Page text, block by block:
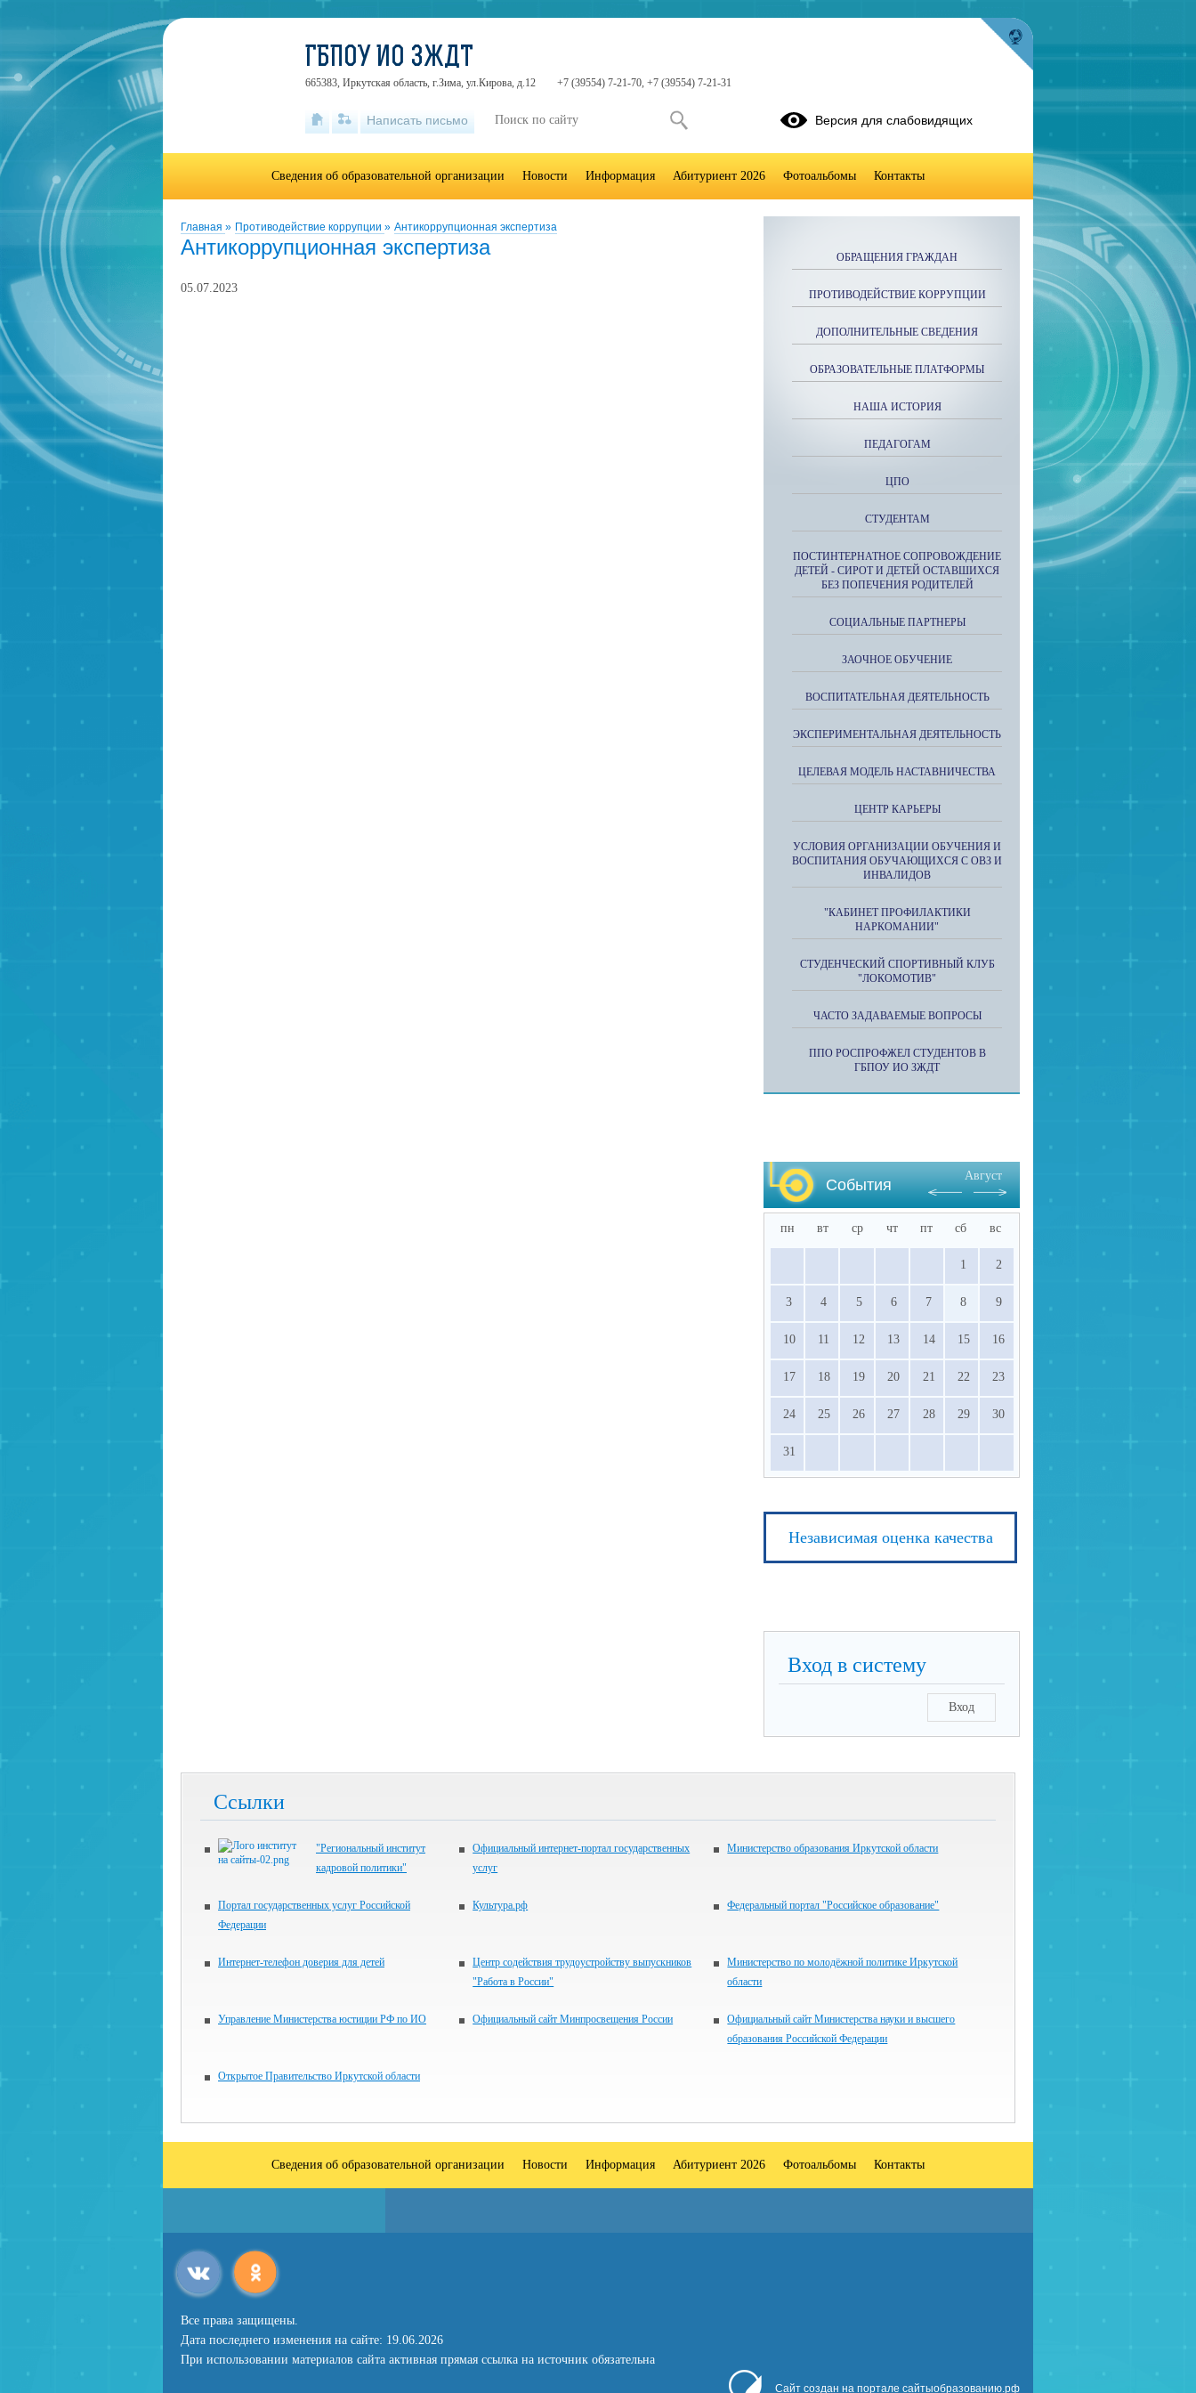
Главная » Противодействие коррупции » Антикоррупционная экспертиза
Антикоррупционная экспертиза
05.07.2023
ОБРАЩЕНИЯ ГРАЖДАН
ПРОТИВОДЕЙСТВИЕ КОРРУПЦИИ
ДОПОЛНИТЕЛЬНЫЕ СВЕДЕНИЯ
ОБРАЗОВАТЕЛЬНЫЕ ПЛАТФОРМЫ
НАША ИСТОРИЯ
ПЕДАГОГАМ
ЦПО
СТУДЕНТАМ
ПОСТИНТЕРНАТНОЕ СОПРОВОЖДЕНИЕ
ДЕТЕЙ - СИРОТ И ДЕТЕЙ ОСТАВШИХСЯ
БЕЗ ПОПЕЧЕНИЯ РОДИТЕЛЕЙ
СОЦИАЛЬНЫЕ ПАРТНЕРЫ
ЗАОЧНОЕ ОБУЧЕНИЕ
ВОСПИТАТЕЛЬНАЯ ДЕЯТЕЛЬНОСТЬ
ЭКСПЕРИМЕНТАЛЬНАЯ ДЕЯТЕЛЬНОСТЬ
ЦЕЛЕВАЯ МОДЕЛЬ НАСТАВНИЧЕСТВА
ЦЕНТР КАРЬЕРЫ
УСЛОВИЯ ОРГАНИЗАЦИИ ОБУЧЕНИЯ И
ВОСПИТАНИЯ ОБУЧАЮЩИХСЯ С ОВЗ И
ИНВАЛИДОВ
"КАБИНЕТ ПРОФИЛАКТИКИ
НАРКОМАНИИ"
СТУДЕНЧЕСКИЙ СПОРТИВНЫЙ КЛУБ
"ЛОКОМОТИВ"
ЧАСТО ЗАДАВАЕМЫЕ ВОПРОСЫ
ППО РОСПРОФЖЕЛ СТУДЕНТОВ В
ГБПОУ ИО ЗЖДТ
События
Август
пн вт ср чт пт сб вс
1 2
3 4 5 6 7 8 9
10 11 12 13 14 15 16
17 18 19 20 21 22 23
24 25 26 27 28 29 30
31
Независимая оценка качества
Вход в систему
Вход
Ссылки
"Региональный институт
кадровой политики"
Официальный интернет-портал государственных
услуг
Министерство образования Иркутской области
Портал государственных услуг Российской
Федерации
Культура.рф Федеральный портал "Российское образование"
Интернет-телефон доверия для детей
Центр содействия трудоустройству выпускников
"Работа в России"
Министерство по молодёжной политике Иркутской
области
Управление Министерства юстиции РФ по ИО Официальный сайт Минпросвещения России
Официальный сайт Министерства науки и высшего
образования Российской Федерации
Открытое Правительство Иркутской области
ГБПОУ ИО ЗЖДТ
665383, Иркутская область, г.Зима, ул.Кирова, д.12 +7 (39554) 7-21-70, +7 (39554) 7-21-31
Написать письмо Версия для слабовидящих
Сведения об образовательной организации Новости Информация Абитуриент 2026 Фотоальбомы Контакты
Сведения об образовательной организации Новости Информация Абитуриент 2026 Фотоальбомы Контакты
Все права защищены.
Дата последнего изменения на сайте: 19.06.2026
При использовании материалов сайта активная прямая ссылка на источник обязательна
Сайт создан на портале сайтыобразованию.рф